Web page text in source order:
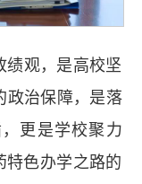
绩观，是高校坚
政治保障，是落
更是学校聚力
特色办学之路的